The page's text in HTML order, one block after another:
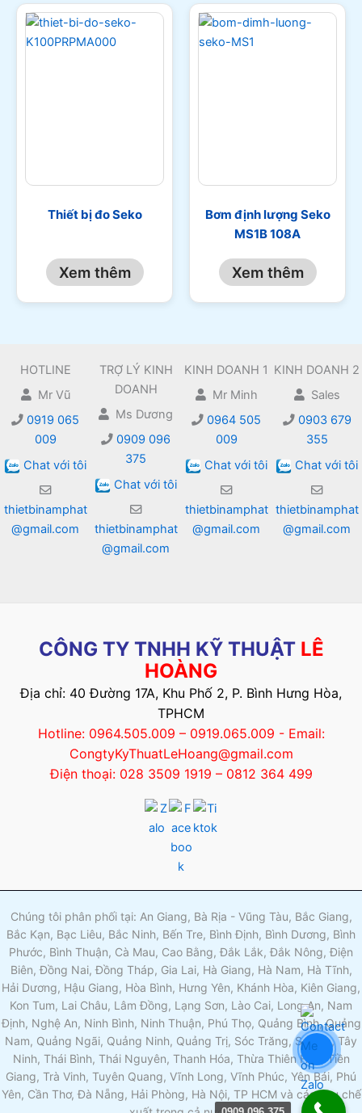
Thiết bị đo Seko
Xem thêm
Bơm định lượng Seko
MS1B 108A
Xem thêm
HOTLINE
Mr Vũ
0919 065
009
Chat với tôi
thietbinamphat
@gmail.com
TRỢ LÝ KINH
DOANH
Ms Dương
0909 096
375
Chat với tôi
thietbinamphat
@gmail.com
KINH DOANH 1
Mr Minh
0964 505
009
Chat với tôi
thietbinamphat
@gmail.com
KINH DOANH 2
Sales
0903 679
355
Chat với tôi
thietbinamphat
@gmail.com
CÔNG TY TNHH KỸ THUẬT LÊ
HOÀNG
Địa chỉ: 40 Đường 17A, Khu Phố 2, P. Bình Hưng Hòa,
TPHCM
Hotline: 0964.505.009 – 0919.065.009 - Email:
CongtyKyThuatLeHoang@gmail.com
Điện thoại: 028 3509 1919 – 0812 364 499
Chúng tôi phân phối tại: An Giang, Bà Rịa - Vũng Tàu, Bắc Giang,
Bắc Kạn, Bạc Liêu, Bắc Ninh, Bến Tre, Bình Định, Bình Dương, Bình
Phước, Bình Thuận, Cà Mau, Cao Bằng, Đắk Lắk, Đắk Nông, Điện
Biên, Đồng Nai, Đồng Tháp, Gia Lai, Hà Giang, Hà Nam, Hà Tĩnh,
Hải Dương, Hậu Giang, Hòa Bình, Hưng Yên, Khánh Hòa, Kiên Giang,
Kon Tum, Lai Châu, Lâm Đồng, Lạng Sơn, Lào Cai, Long An, Nam
Định, Nghệ An, Ninh Bình, Ninh Thuận, Phú Thọ, Quảng Bình, Quảng
Nam, Quảng Ngãi, Quảng Ninh, Quảng Trị, Sóc Trăng, Sơn La, Tây
Ninh, Thái Bình, Thái Nguyên, Thanh Hóa, Thừa Thiên Huế, Tiền
Giang, Trà Vinh, Tuyên Quang, Vĩnh Long, Vĩnh Phúc, Yên Bái, Phú
Yên, Cần Thơ, Đà Nẵng, Hải Phòng, Hà Nội, TP HCM và các khu chế